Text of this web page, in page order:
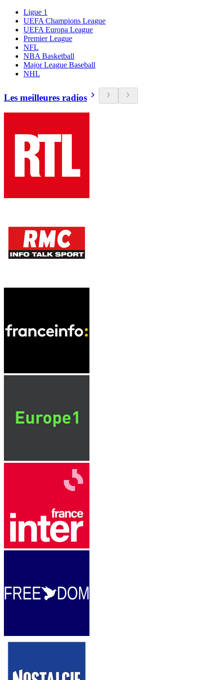
Ligue 1
UEFA Champions League
UEFA Europa League
Premier League
NFL
NBA Basketball
Major League Baseball
NHL
Les meilleures radios